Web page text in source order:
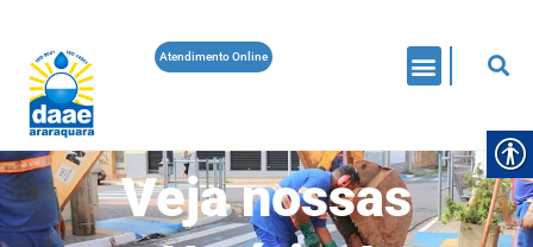
Atendimento Online
Veja nossas